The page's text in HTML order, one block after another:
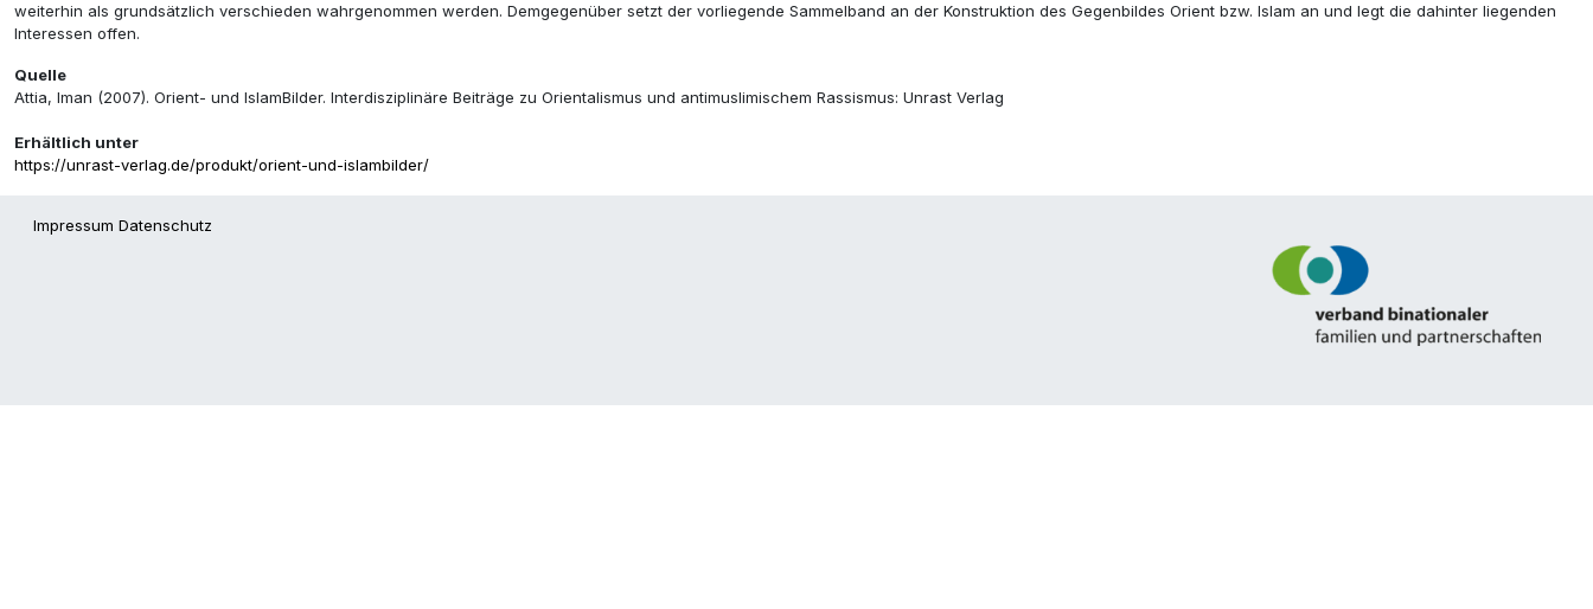
weiterhin als grundsätzlich verschieden wahrgenommen werden. Demgegenüber setzt der vorliegende Sammelband an der Konstruktion des Gegenbildes Orient bzw. Islam an und legt die dahinter liegenden
Interessen offen.
Quelle
Attia, Iman (2007). Orient- und IslamBilder. Interdisziplinäre Beiträge zu Orientalismus und antimuslimischem Rassismus: Unrast Verlag
Erhältlich unter
https://unrast-verlag.de/produkt/orient-und-islambilder/
Impressum Datenschutz